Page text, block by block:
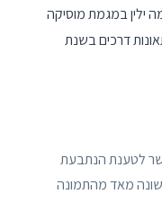
בוגר תלמה ילין במגמת מוסיקה
דרכים בשנת
לטענת הנתבעת
שונה מאד מהתמונה